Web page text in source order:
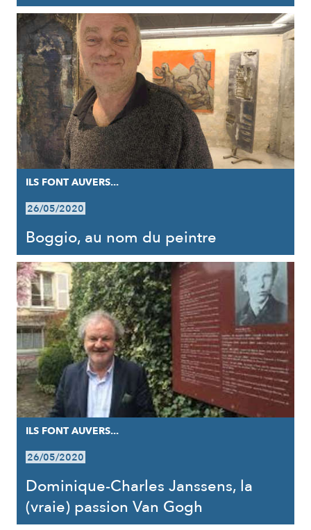
ILS FONT AUVERS...
26/05/2020
Boggio, au nom du peintre
ILS FONT AUVERS...
26/05/2020
Dominique-Charles Janssens, la
(vraie) passion Van Gogh